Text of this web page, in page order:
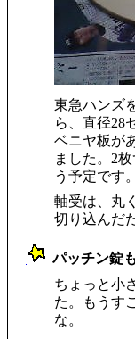
東急ハンズ
ら、直径28
ベニヤ板が
ました。2
う予定です。
軸受は、丸
切り込んだ
パッチン錠
ちょっと小
た。もうす
な。